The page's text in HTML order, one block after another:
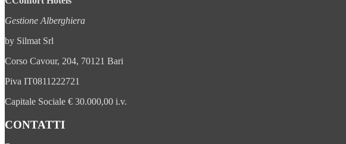
Gestione Alberghiera
by Silmat Srl
Corso Cavour, 204, 70121 Bari
Piva IT0811222721
Capitale Sociale € 30.000,00 i.v.
CONTATTI